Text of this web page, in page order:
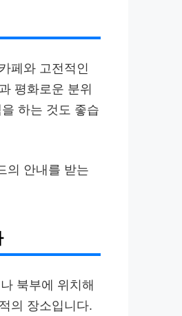
페와 고전적인
평화로운 분위
하는 것도 좋습
의 안내를 받는
북부에 위치해
의 장소입니다.